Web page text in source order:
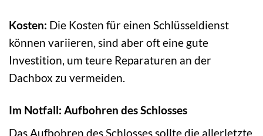
Kosten: Die Kosten für einen Schlüsseldienst
können variieren, sind aber oft eine gute
Investition, um teure Reparaturen an der
Dachbox zu vermeiden.
Im Notfall: Aufbohren des Schlosses
Das Aufbohren des Schlosses sollte die allerletzte